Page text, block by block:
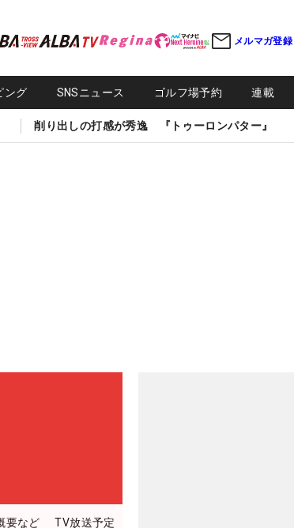
メルマガ登録
ング SNSニュース ゴルフ場予約 連載
削り出しの打感が秀逸 『トゥーロンパター』
要など TV放送予定